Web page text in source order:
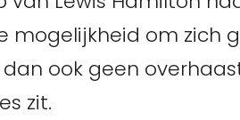
mogelijkheid om zich
ook geen
zit.